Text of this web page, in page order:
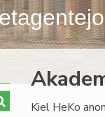
Kiel HeKo